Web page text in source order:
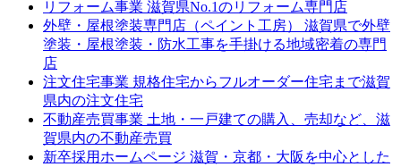
リフォーム事業 滋賀県No.1のリフォーム専門店
外壁・屋根塗装専門店（ペイント工房）
滋賀県で外壁
塗装・屋根塗装・防水工事を手掛ける地域密着の専門
店
注文住宅事業 規格住宅からフルオーダー住宅まで滋賀
県内の注文住宅
不動産売買事業 土地・一戸建ての購入、売却など、滋
賀県内の不動産売買
新卒採用ホームページ 滋賀・京都・大阪を中心とした